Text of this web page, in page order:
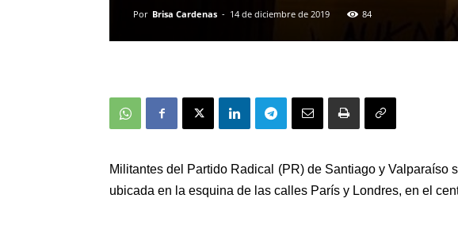
Por Brisa Cardenas - 14 de diciembre de 2019 84
Militantes del Partido Radical (PR) de Santiago y Valparaíso
ubicada en la esquina de las calles París y Londres, en el